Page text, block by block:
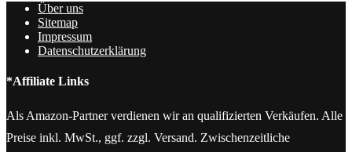
Über uns
Sitemap
Impressum
Datenschutzerklärung
*Affiliate Links
Als Amazon-Partner verdienen wir an qualifizierten Verkäufen. Alle
Preise inkl. MwSt., ggf. zzgl. Versand. Zwischenzeitliche